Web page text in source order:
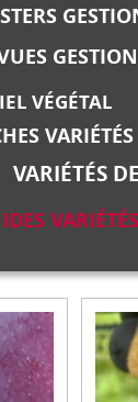
VÉGÉTAL
VARIÉTÉS
VARIÉTÉS
VARIÉTÉS